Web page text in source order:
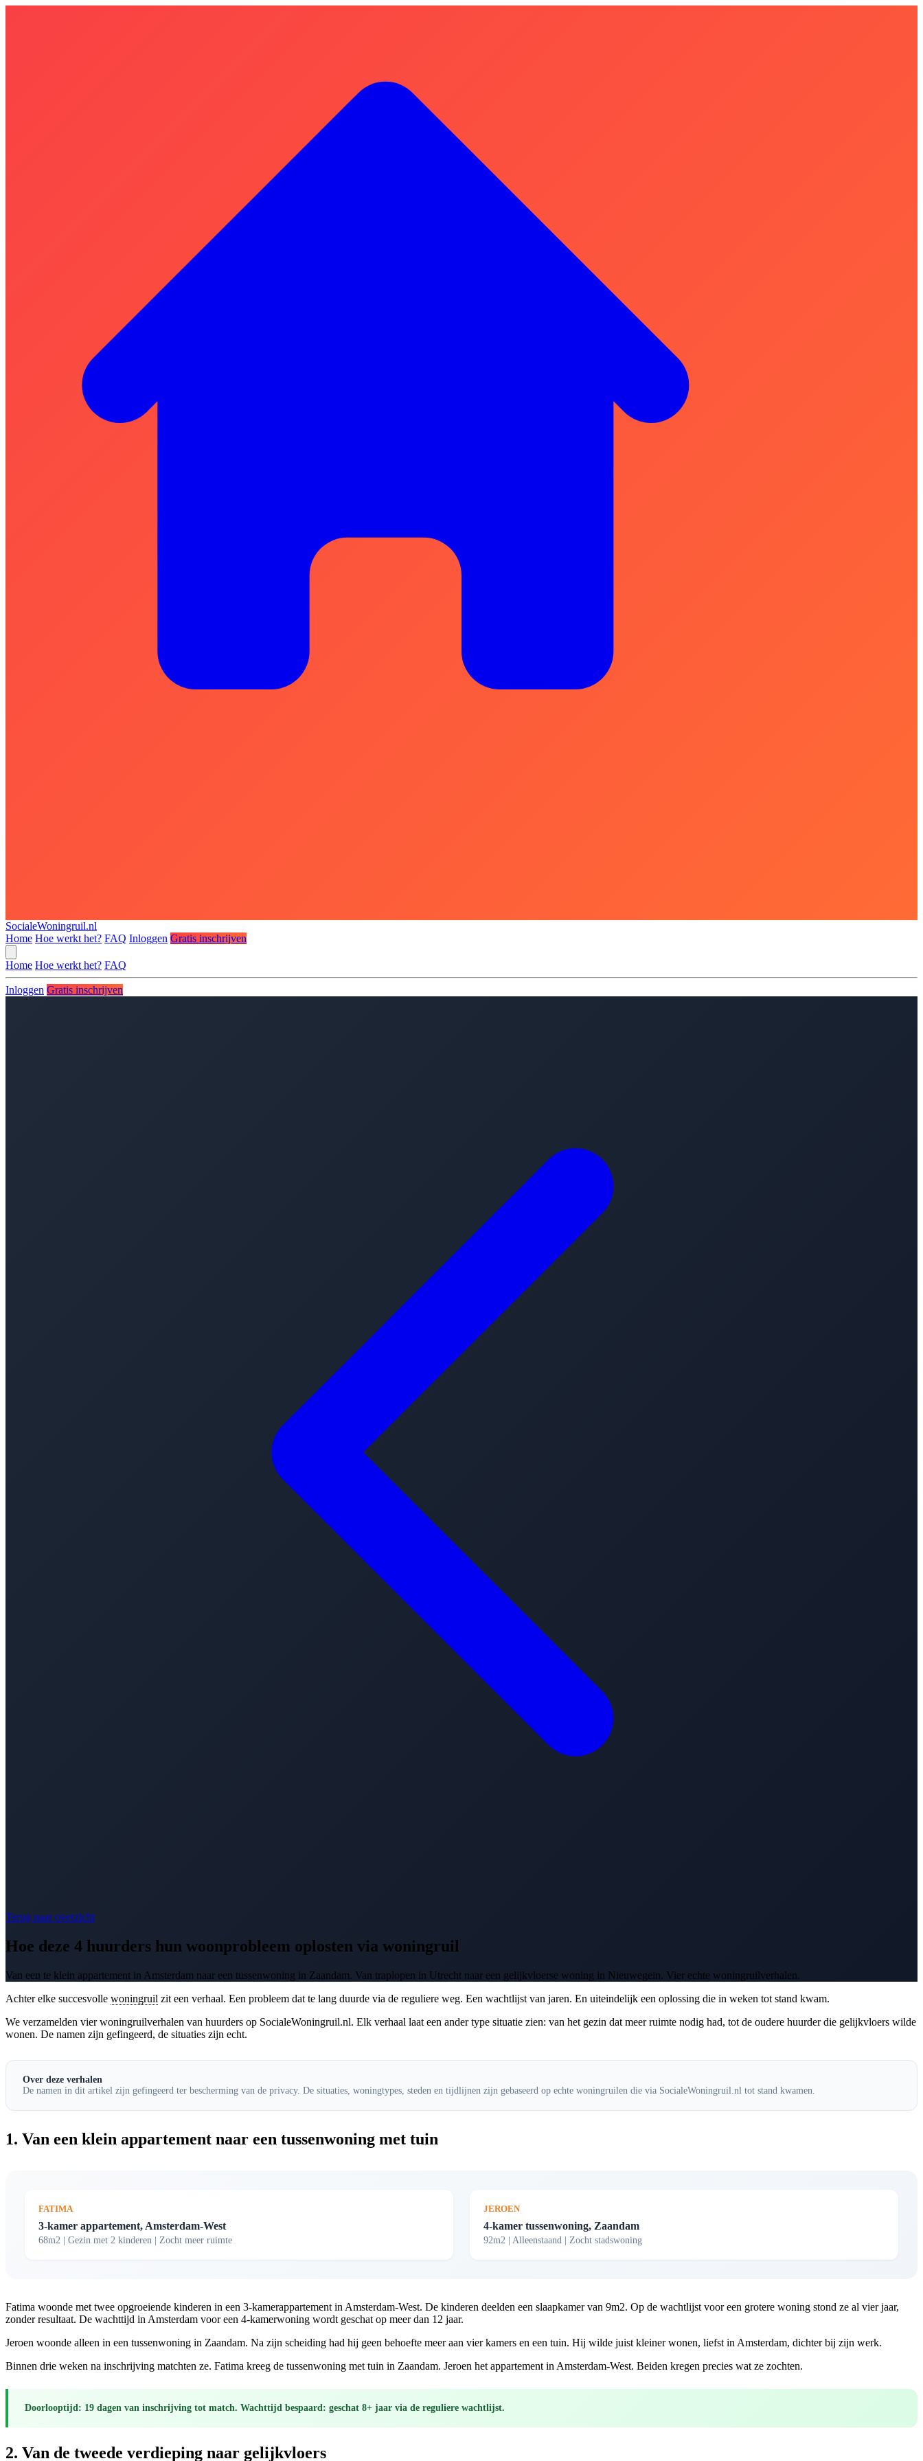
SocialeWoningruil.nl
Home Hoe werkt het? FAQ Inloggen Gratis inschrijven
Home Hoe werkt het? FAQ
Inloggen Gratis inschrijven
Terug naar overzicht
Hoe deze 4 huurders hun woonprobleem oplosten via woningruil
Van een te klein appartement in Amsterdam naar een tussenwoning in Zaandam. Van traplopen in Utrecht naar een gelijkvloerse woning in Nieuwegein. Vier echte woningruilverhalen.
Achter elke succesvolle woningruil zit een verhaal. Een probleem dat te lang duurde via de reguliere weg. Een wachtlijst van jaren. En uiteindelijk een oplossing die in weken tot stand kwam.
We verzamelden vier woningruilverhalen van huurders op SocialeWoningruil.nl. Elk verhaal laat een ander type situatie zien: van het gezin dat meer ruimte nodig had, tot de oudere huurder die gelijkvloers wilde
wonen. De namen zijn gefingeerd, de situaties zijn echt.
Over deze verhalen
De namen in dit artikel zijn gefingeerd ter bescherming van de privacy. De situaties, woningtypes, steden en tijdlijnen zijn gebaseerd op echte woningruilen die via SocialeWoningruil.nl tot stand kwamen.
1. Van een klein appartement naar een tussenwoning met tuin
FATIMA
3-kamer appartement, Amsterdam-West
68m2 | Gezin met 2 kinderen | Zocht meer ruimte
JEROEN
4-kamer tussenwoning, Zaandam
92m2 | Alleenstaand | Zocht stadswoning
Fatima woonde met twee opgroeiende kinderen in een 3-kamerappartement in Amsterdam-West. De kinderen deelden een slaapkamer van 9m2. Op de wachtlijst voor een grotere woning stond ze al vier jaar,
zonder resultaat. De wachttijd in Amsterdam voor een 4-kamerwoning wordt geschat op meer dan 12 jaar.
Jeroen woonde alleen in een tussenwoning in Zaandam. Na zijn scheiding had hij geen behoefte meer aan vier kamers en een tuin. Hij wilde juist kleiner wonen, liefst in Amsterdam, dichter bij zijn werk.
Binnen drie weken na inschrijving matchten ze. Fatima kreeg de tussenwoning met tuin in Zaandam. Jeroen het appartement in Amsterdam-West. Beiden kregen precies wat ze zochten.
Doorlooptijd: 19 dagen van inschrijving tot match. Wachttijd bespaard: geschat 8+ jaar via de reguliere wachtlijst.
2. Van de tweede verdieping naar gelijkvloers